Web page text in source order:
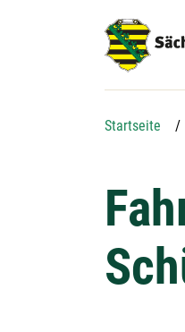
Startseite